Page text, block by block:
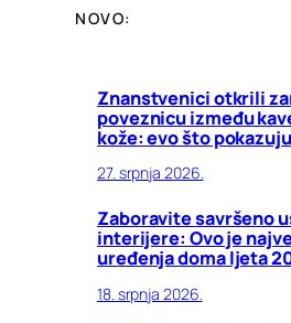
NOVO:
Znanstvenici otkrili
poveznicu između
kože: evo što
27. srpnja 2026.
Zaboravite savršeno
interijere: Ovo je
uređenja doma ljeta
18. srpnja 2026.